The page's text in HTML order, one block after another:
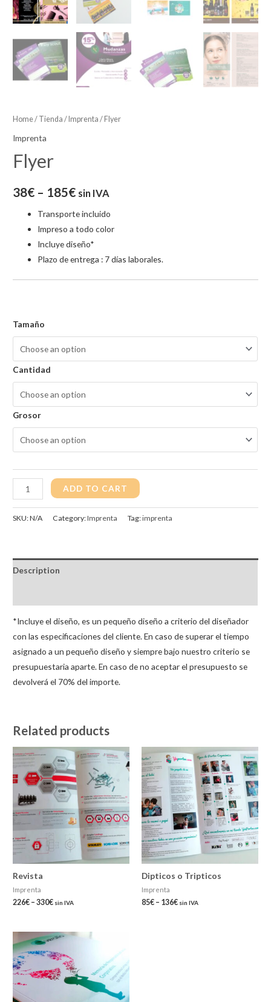
Home/ Tienda / Imprenta / Flyer
Imprenta
Flyer
38€ – 185€ sin IVA
Transporte incluido
Impreso a todo color
Incluye diseño*
Plazo de entrega : 7 días laborales.
Tamaño
Cantidad
Grosor
Flyer
quantity
ADD TO CART
SKU:N/A Category:Imprenta Tag:imprenta
Description
*Incluye el diseño, es un pequeño diseño a criterio del diseñador
con las especificaciones del cliente. En caso de superar el tiempo
asignado a un pequeño diseño y siempre bajo nuestro criterio se
presupuestaria aparte. En caso de no aceptar el presupuesto se
devolverá el 70% del importe.
Related products
Revista
Imprenta
226€ –330€ sin IVA
Dipticos o Tripticos
Imprenta
85€ – 136€ sin IVA